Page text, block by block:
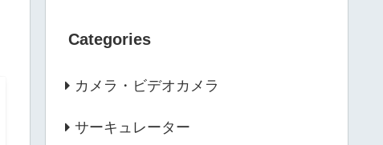
Categories
カメラ・ビデオカメラ
サーキュレーター